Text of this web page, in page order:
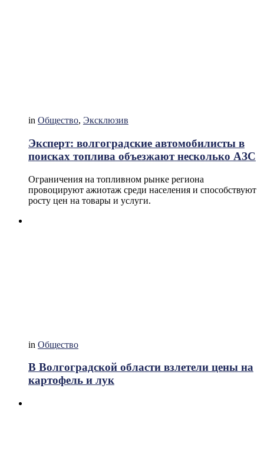
in Общество, Эксклюзив
Эксперт: волгоградские автомобилисты в
поисках топлива объезжают несколько АЗС
Ограничения на топливном рынке региона
провоцируют ажиотаж среди населения и способствуют
росту цен на товары и услуги.
in Общество
В Волгоградской области взлетели цены на
картофель и лук